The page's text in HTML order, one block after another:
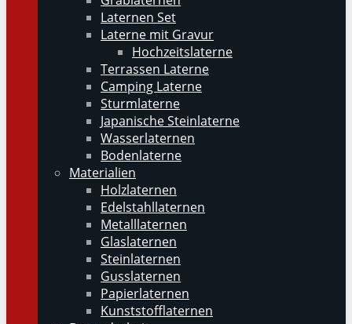
Laternen Set
Laterne mit Gravur
Hochzeitslaterne
Terrassen Laterne
Camping Laterne
Sturmlaterne
Japanische Steinlaterne
Wasserlaternen
Bodenlaterne
Materialien
Holzlaternen
Edelstahllaternen
Metalllaternen
Glaslaternen
Steinlaternen
Gusslaternen
Papierlaternen
Kunststofflaternen